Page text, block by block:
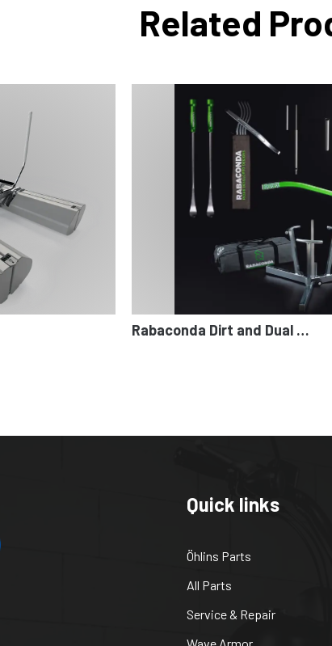
Related
Rabaconda Dirt and Dual …
Quick links
Öhlins Parts
All Parts
Service & Repair